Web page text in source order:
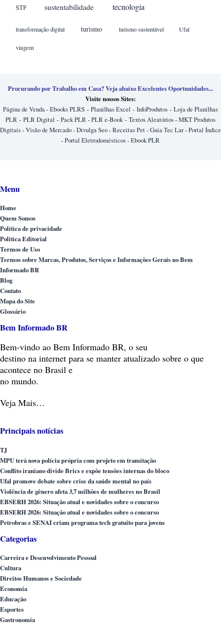
STF sustentabilidade tecnologia
transformação digital turismo turismo sustentável Ufal
viagem
Procurando por Trabalho em Casa? Veja abaixo Excelentes Oportunidades...
Visite nossos Sites:
Página de Venda-Ebooks PLRS - Planilhas Excel - InfoProdutos - Loja de Planilhas
PLR - PLR Digital - Pack PLR-PLR e-Book- Textos Aleatórios-MKT Produtos
Digitais-Visão de Mercado-Divulga Seo-Receitas Pet-Guia Tec Lar-Portal Índice
-Portal Eletrodomésticos-Ebook PLR
Menu
Home
Quem Somos
Política de privacidade
Politica Editorial
Termos de Uso
Termos sobre Marcas, Produtos, Serviços e Informações Gerais no Bem
Informado BR
Blog
Contato
Mapa do Site
Glossário
Bem Informado BR
Bem-vindo ao Bem Informado BR, o seu
destino na internet para se manter atualizado sobre o que
acontece no Brasil e
no mundo.
Veja Mais…
Principais notícias
TJ
MPU terá nova polícia própria com projeto em tramitação
Conflito iraniano divide Brics e expõe tensões internas do bloco
Ufal promove debate sobre crise da saúde mental no país
Violência de gênero afeta 3,7 milhões de mulheres no Brasil
EBSERH 2026: Situação atual e novidades sobre o concurso
EBSERH 2026: Situação atual e novidades sobre o concurso
Petrobras e SENAI criam programa tech gratuito para jovens
Categorias
Carreira e Desenvolvimento Pessoal
Cultura
Direitos Humanos e Sociedade
Economia
Educação
Esportes
Gastronomia